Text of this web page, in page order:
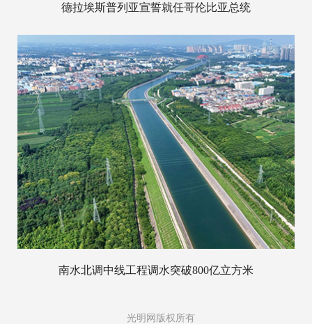
德拉埃斯普列亚宣誓就任哥伦比亚总统
南水北调中线工程调水突破800亿立方米
光明网版权所有